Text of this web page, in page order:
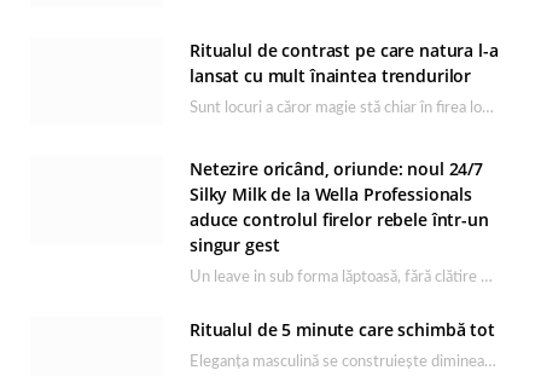
Ritualul de contrast pe care natura l-a
lansat cu mult înaintea trendurilor
Sunt locuri a căror magie stă chiar în firea lor naturală, iar Lacul Ursu din…
Netezire oricând, oriunde: noul 24/7
Silky Milk de la Wella Professionals
aduce controlul firelor rebele într-un
singur gest
Un leave in sub forma lăptoasă, fără clătire care completează rutina Ultimate Smooth și transformă…
Ritualul de 5 minute care schimbă tot
Eleganța masculină se construiește dimineața, în câteva minute și cu produsele potrivite. O rutină de…